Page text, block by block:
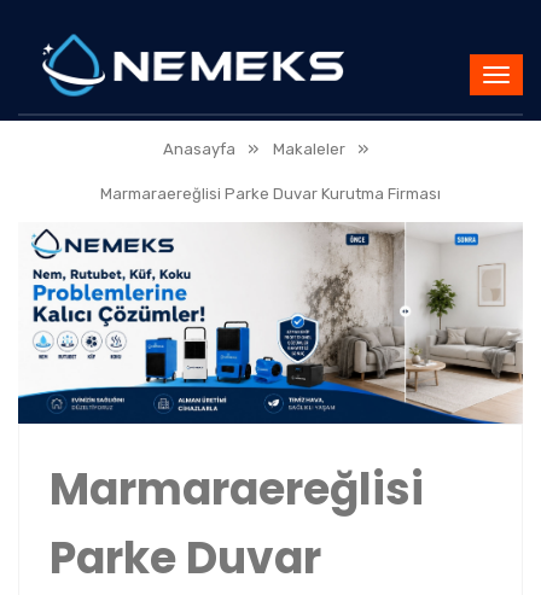
Anasayfa » Makaleler »
Marmaraereğlisi Parke Duvar Kurutma Firması
Marmaraereğlisi
Parke Duvar